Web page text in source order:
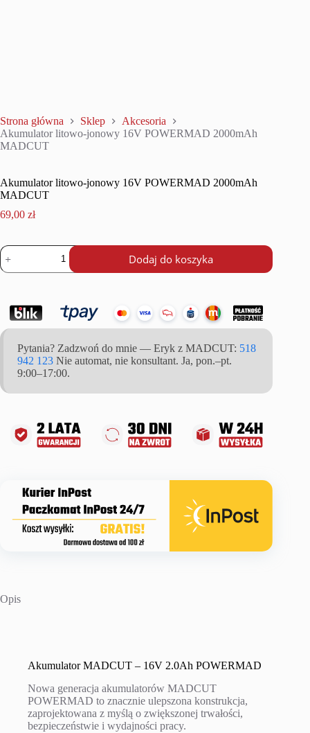
Strona główna Sklep
Akcesoria
Akumulator litowo-jonowy 16V POWERMAD 2000mAh
MADCUT
Akumulator litowo-jonowy 16V POWERMAD 2000mAh
MADCUT
69,00 zł
ilość
Akumulator
litowo-
POWERMAD
2000mAh
MADCUT
Dodaj do koszyka
Pytania? Zadzwoń do mnie — Eryk z MADCUT: 518
942 123 Nie automat, nie konsultant. Ja, pon.–pt.
9:00–17:00.
Opis
Akumulator MADCUT – 16V 2.0Ah POWERMAD
Nowa generacja akumulatorów MADCUT
POWERMAD to znacznie ulepszona konstrukcja,
zaprojektowana z myślą o zwiększonej trwałości,
bezpieczeństwie i wydajności pracy.